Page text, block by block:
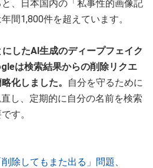
、日本国内の「私事性的画像記
間1,800件を超えています。
したAI生成のディープフェイク
は検索結果からの削除リクエ
化しました。
自分を守るために
し、定期的に自分の名前を検索
す。
除してもまた出る」問題、